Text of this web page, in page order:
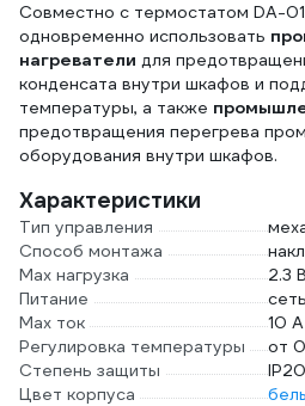
Совместно с термостатом DA-
одновременно использовать
нагреватели для
конденсата внутри шкафов и
температуры, а также
предотвращения перегрева
оборудования внутри шкафов.
Характеристики
Тип управления
Способ монтажа
Max нагрузка
2.3
Питание
Max ток
10 А
Регулировка температуры
от
Степень защиты
IP20
Цвет корпуса